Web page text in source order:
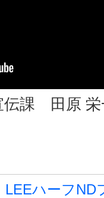
伝課 田原 栄
LEEハーフ